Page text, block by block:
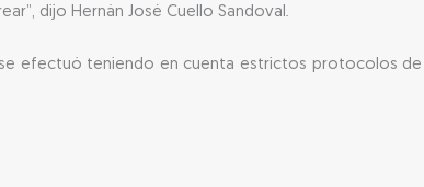
dijo Hernán José Cuello Sandoval.
efectuó teniendo en cuenta estrictos protocolos